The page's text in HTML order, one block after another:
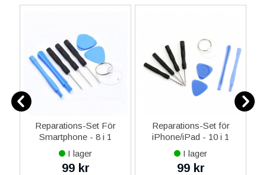
Reparations-Set För
Smartphone - 8 i 1
I lager
99 kr
Reparations-Set för
iPhone/iPad - 10 i 1
I lager
99 kr